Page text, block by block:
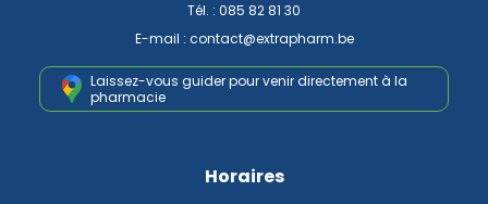
Tél. : 085 82 81 30
E-mail : contact@extrapharm.be
Laissez-vous guider pour venirdirectement à la
pharmacie
Horaires